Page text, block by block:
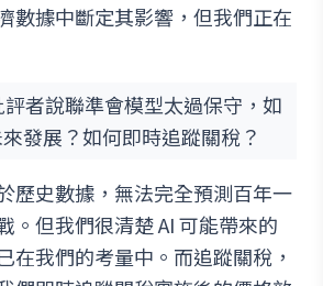
數據中斷定其影響，但我們正在
者說聯準會模型太過保守，如
發展？如何即時追蹤關稅？
歷史數據，無法完全預測百年一
。但我們很清楚 AI 可能帶來的
在我們的考量中。而追蹤關稅，